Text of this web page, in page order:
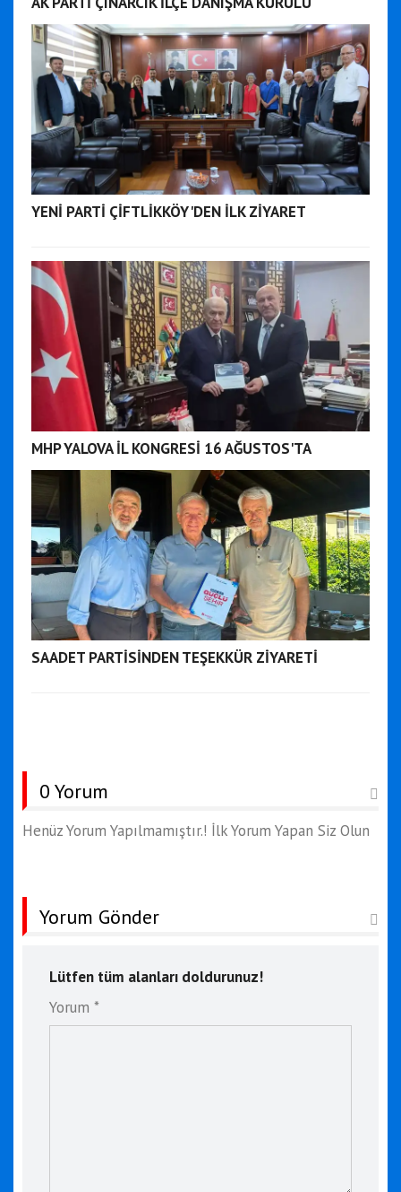
YENİ PARTİ ÇİFTLİKKÖY'DEN İLK ZİYARET
MHP YALOVA İL KONGRESİ 16 AĞUSTOS'TA
SAADET PARTİSİNDEN TEŞEKKÜR ZİYARETİ
0 Yorum
Henüz Yorum Yapılmamıştır.! İlk Yorum Yapan Siz Olun
Yorum Gönder
Lütfen tüm alanları doldurunuz!
Yorum *